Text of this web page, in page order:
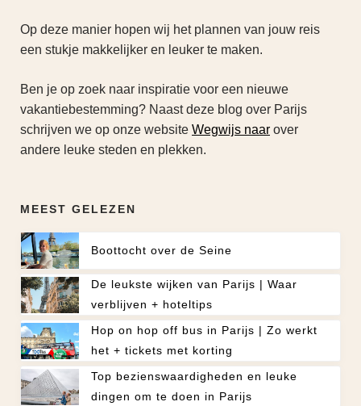
Op deze manier hopen wij het plannen van jouw reis
een stukje makkelijker en leuker te maken.
Ben je op zoek naar inspiratie voor een nieuwe
vakantiebestemming? Naast deze blog over Parijs
schrijven we op onze website Wegwijs naar over
andere leuke steden en plekken.
MEEST GELEZEN
Boottocht over de Seine
De leukste wijken van Parijs | Waar
verblijven + hoteltips
Hop on hop off bus in Parijs | Zo werkt
het + tickets met korting
Top bezienswaardigheden en leuke
dingen om te doen in Parijs